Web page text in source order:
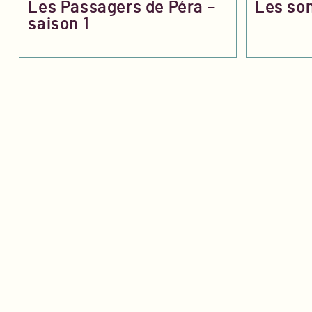
Les Passagers de Péra –
saison 1
Les